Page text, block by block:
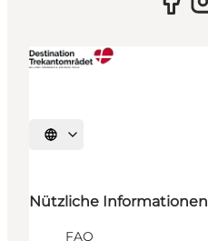
Sprache auswählen
Nützliche Informationen
FAQ